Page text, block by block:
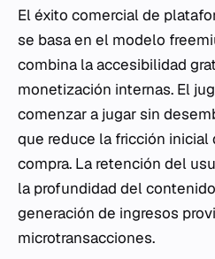
El éxito comercial de
se basa en el modelo
combina la accesibilidad
monetización internas. El
comenzar a jugar sin
que reduce la fricción inicial
compra. La retención del
la profundidad del
generación de ingresos
microtransacciones.